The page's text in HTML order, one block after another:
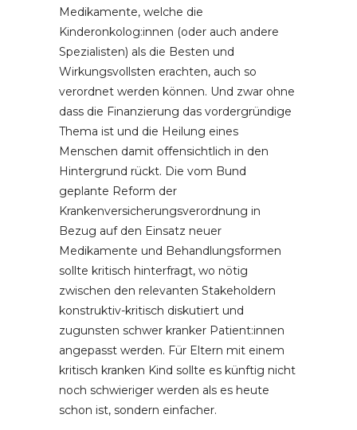
Medikamente, welche die
Kinderonkolog:innen (oder auch andere
Spezialisten) als die Besten und
Wirkungsvollsten erachten, auch so
verordnet werden können. Und zwar ohne
dass die Finanzierung das vordergründige
Thema ist und die Heilung eines
Menschen damit offensichtlich in den
Hintergrund rückt. Die vom Bund
geplante Reform der
Krankenversicherungsverordnung in
Bezug auf den Einsatz neuer
Medikamente und Behandlungsformen
sollte kritisch hinterfragt, wo nötig
zwischen den relevanten Stakeholdern
konstruktiv-kritisch diskutiert und
zugunsten schwer kranker Patient:innen
angepasst werden. Für Eltern mit einem
kritisch kranken Kind sollte es künftig nicht
noch schwieriger werden als es heute
schon ist, sondern einfacher.